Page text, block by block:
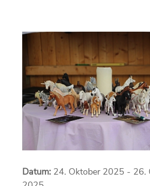
Datum: 24. Oktober 2025 - 26.